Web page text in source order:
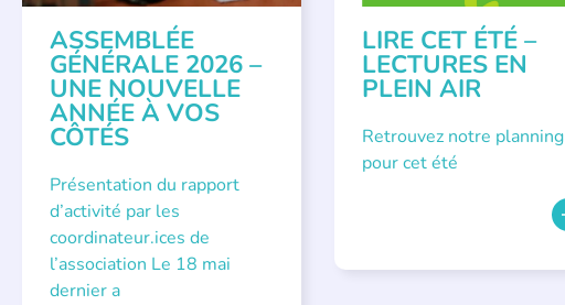
ASSEMBLÉE
GÉNÉRALE 2026 –
UNE NOUVELLE
ANNÉE À VOS
CÔTÉS
Présentation du rapport
d’activité par les
coordinateur.ices de
l’association Le 18 mai
dernier a
LIRE CET ÉTÉ –
LECTURES EN
PLEIN AIR
Retrouvez notre planning
pour cet été